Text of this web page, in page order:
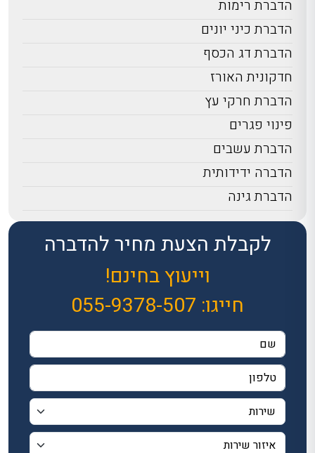
לקבלת הצעת מחיר להדברה
וייעוץ בחינם!
חייגו: 055-9378-507
הדברת רימות
הדברת כיני יונים
הדברת דג הכסף
חדקונית האורז
הדברת חרקי עץ
פינוי פגרים
הדברת עשבים
הדברה ידידותית
הדברת גינה